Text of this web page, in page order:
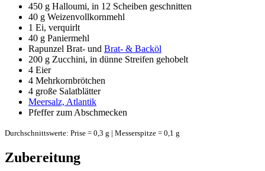
450 g Halloumi, in 12 Scheiben geschnitten
40 g Weizenvollkornmehl
1 Ei, verquirlt
40 g Paniermehl
Rapunzel Brat- und Brat- & Backöl
200 g Zucchini, in dünne Streifen gehobelt
4 Eier
4 Mehrkornbrötchen
4 große Salatblätter
Meersalz, Atlantik
Pfeffer zum Abschmecken
Durchschnittswerte: Prise = 0,3 g | Messerspitze = 0,1 g
Zubereitung